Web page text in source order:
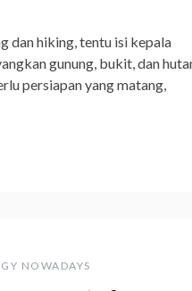
dan hiking, tentu isi kepala
gunung, bukit, dan
persiapan yang matang,
NOWADAYS